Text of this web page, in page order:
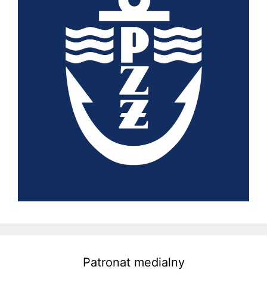
Patronat medialny